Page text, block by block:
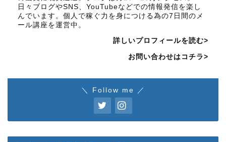
日々ブログやSNS、YouTubeなどでの情報発信を楽し
んでいます。個人で稼ぐ力を身につける為の7日間のメ
ール講座を運営中。
詳しいプロフィールを読む>
お問い合わせはコチラ>
＼ Follow me ／